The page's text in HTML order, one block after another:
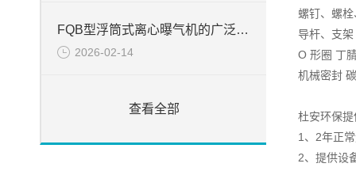
FQB型浮筒式离心曝气机的广泛应用
2026-02-14
查看全部
螺钉、螺
导杆、支
O 形圈 丁
机械密封
杜安环保
1、2年正
2、提供设